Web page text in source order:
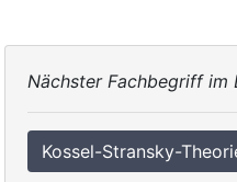
Nächster Fachbegriff im
Kossel-Stransky-